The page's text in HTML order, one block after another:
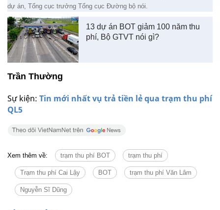
Sự kiện: Tin mới nhất vụ trả tiền lẻ qua trạm thu phí
QL5
dự án, Tổng cục trưởng Tổng cục Đường bộ nói.
13 dự án BOT giảm 100 năm thu
phí, Bộ GTVT nói gì?
Trần Thường
Xem thêm về: trạm thu phí BOT trạm thu phí
Trạm thu phí Cai Lậy BOT trạm thu phí Văn Lâm
Nguyễn Sĩ Dũng